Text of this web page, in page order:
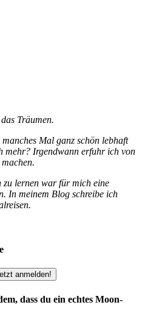
Träumen.
Mal ganz schön lebhaft
mehr? Irgendwann erfuhr ich von
zu lernen war für mich eine
In meinem Blog schreibe ich
dass du ein echtes Moon-